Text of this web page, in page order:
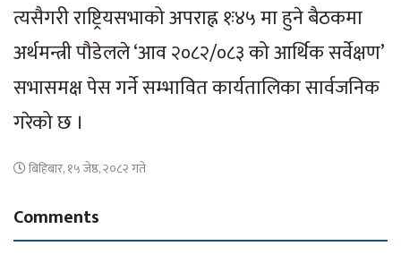
त्यसैगरी राष्ट्रियसभाको अपराह्न १ः४५ मा हुने बैठकमा
अर्थमन्त्री पौडेलले ‘आव २०८२/०८३ को आर्थिक सर्वेक्षण’
सभासमक्ष पेस गर्ने सम्भावित कार्यतालिका सार्वजनिक
गरेको छ ।
बिहिबार, १५ जेष्ठ, २०८२ गते
Comments